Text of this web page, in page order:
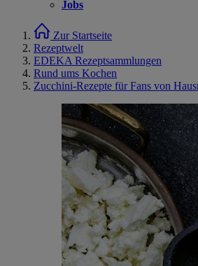
Jobs
Zur Startseite
Rezeptwelt
EDEKA Rezeptsammlungen
Rund ums Kochen
Zucchini-Rezepte für Fans von